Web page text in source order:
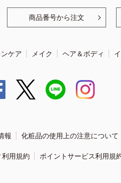
商品番号から注文
ケア メイク ヘア＆ボディ
報 化粧品の使用上の注意について
用規約 ポイントサービス利用規